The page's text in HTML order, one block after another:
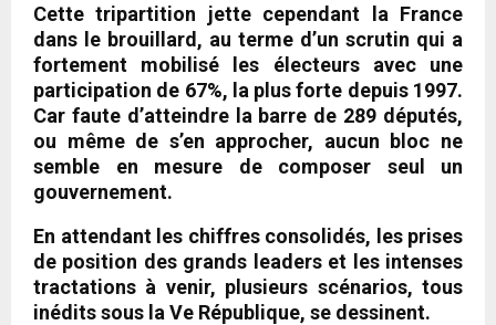
Cette tripartition jette cependant la France
dans le brouillard, au terme d’un scrutin qui a
fortement mobilisé les électeurs avec une
participation de 67%, la plus forte depuis 1997.
Car faute d’atteindre la barre de 289 députés,
ou même de s’en approcher, aucun bloc ne
semble en mesure de composer seul un
gouvernement.
En attendant les chiffres consolidés, les prises
de position des grands leaders et les intenses
tractations à venir, plusieurs scénarios, tous
inédits sous la Ve République, se dessinent.